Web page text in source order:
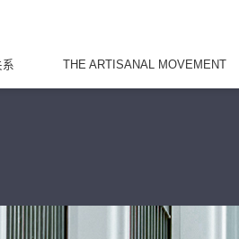
系 THE ARTISANAL MOVEMENT